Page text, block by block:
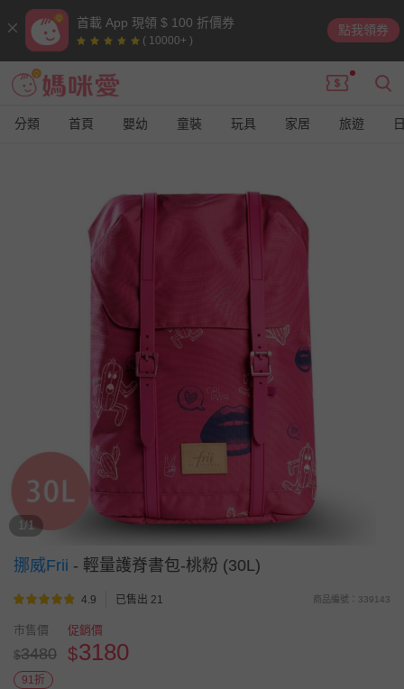
首載 App 現領 $ 100 折價券
( 10000+ )
點我領券
分類 首頁 嬰幼 童裝 玩具 家居 旅遊
1/1
挪威Frii - 輕量護脊書包-桃粉 (30L)
4.9 已售出 21 商品編號：339143
市售價
$3480
促銷價
$3180
91折